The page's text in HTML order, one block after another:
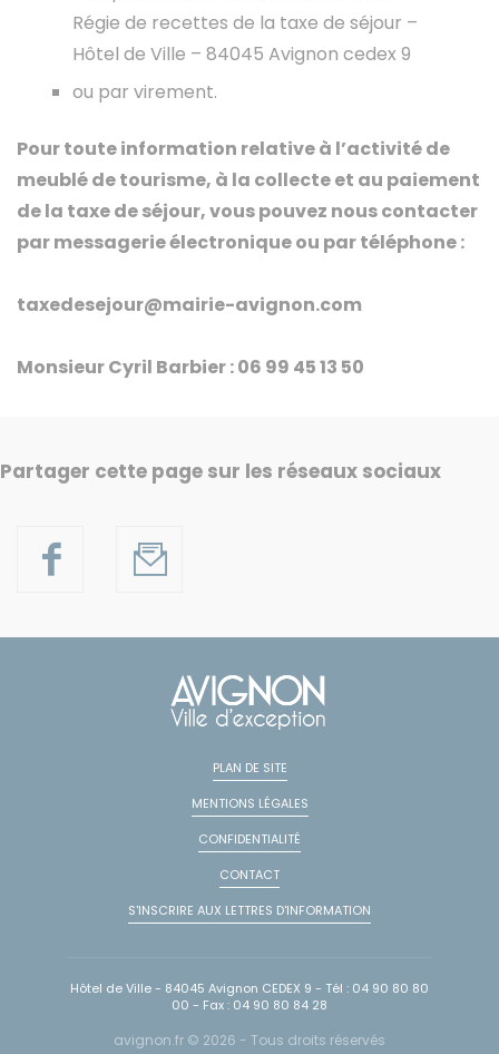
Régie de recettes de la taxe de séjour –
Hôtel de Ville – 84045 Avignon cedex 9
ou par virement.
Pour toute information relative à l’activité de
meublé de tourisme, à la collecte et au paiement
de la taxe de séjour, vous pouvez nous contacter
par messagerie électronique ou par téléphone :
taxedesejour@mairie-avignon.com
Monsieur Cyril Barbier : 06 99 45 13 50
Partager cette page sur les réseaux sociaux
PLAN DE SITE
MENTIONS LÉGALES
CONFIDENTIALITÉ
CONTACT
S'INSCRIRE AUX LETTRES D'INFORMATION
Hôtel de Ville - 84045 Avignon CEDEX 9 - Tél : 04 90 80 80
00 - Fax : 04 90 80 84 28
avignon.fr © 2026 - Tous droits réservés